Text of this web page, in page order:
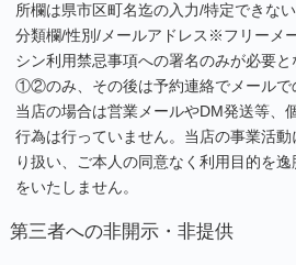
所欄は県市区町名迄の入力/特定できな
分類欄/性別/メールアドレス※フリーメ
シン利用禁忌事項への署名のみが必要
①②のみ、その後は予約連絡でメールで
当店の場合は営業メールやDM発送等、
行為は行っていません。当店の事業活
り扱い、ご本人の同意なく利用目的を
をいたしません。
第三者への非開示・非提供